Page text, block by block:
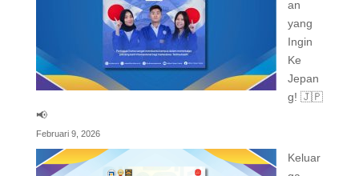
an
yang
Ingin
Ke
Jepan
g! 🇯🇵
📢
Februari 9, 2026
Keluar